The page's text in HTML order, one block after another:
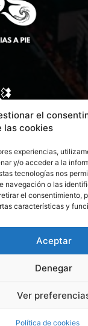
el
las cookies
experiencias,
y/o acceder a la
tecnologías nos
navegación o las
el consentimiento,
características y
Aceptar
Denegar
Ver
Política de cookies
NOSOTROS
los derechos